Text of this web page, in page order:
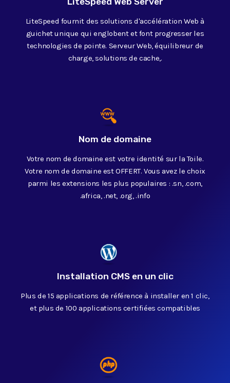
LiteSpeed fournit des solutions d'accélération Web à
guichet unique qui englobent et font progresser les
technologies de pointe. Serveur Web, équilibreur de
charge, solutions de cache,.
Nom de domaine
Votre nom de domaine est votre identité sur la Toile.
Votre nom de domaine est OFFERT. Vous avez le choix
parmi les extensions les plus populaires : .sn, .com,
.africa, .net, .org, .info
Installation CMS en un clic
Plus de 15 applications de référence à installer en 1 clic,
et plus de 100 applications certifiées compatibles